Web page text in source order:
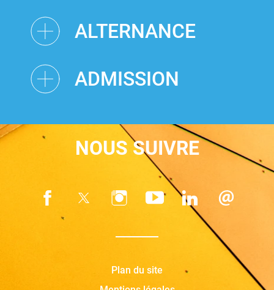
ALTERNANCE
ADMISSION
NOUS SUIVRE
Plan du site